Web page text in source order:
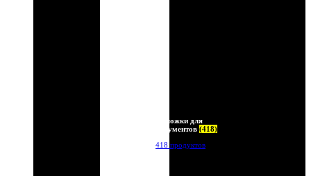
Обложки для
документов (418)
418 продуктов